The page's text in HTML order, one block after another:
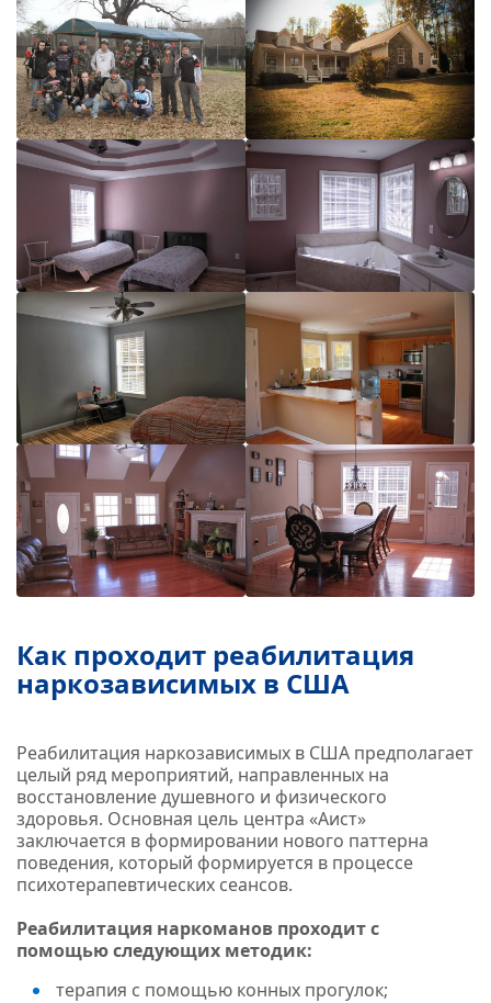
Как проходит реабилитация
наркозависимых в США
Реабилитация наркозависимых в США предполагает
целый ряд мероприятий, направленных на
восстановление душевного и физического
здоровья. Основная цель центра «Аист»
заключается в формировании нового паттерна
поведения, который формируется в процессе
психотерапевтических сеансов.
Реабилитация наркоманов проходит с
помощью следующих методик:
терапия с помощью конных прогулок;